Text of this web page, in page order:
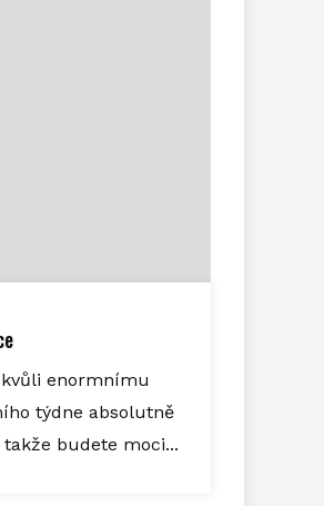
enormnímu
týdne absolutně
budete moci...